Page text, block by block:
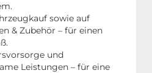
sowie auf
& Zubehör – für einen
und
Leistungen – für eine